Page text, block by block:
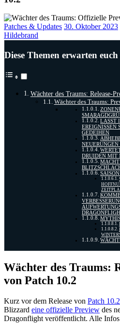
Patches & Updates 30. Oktober 2023
Hildebrand
Diese Themen erwarten
Wächter des Traums: Release-
Wächter des Traums:
LASST
EREIGNISSEN
GEDEIHEN
DRUIDEN MIT
MACHT
Wächter des Traums:
von Patch 10.2
Kurz vor dem Release von Patch 10.2
Blizzard eine offizielle Preview des
Dragonflight veröffentlicht. Alle Infos